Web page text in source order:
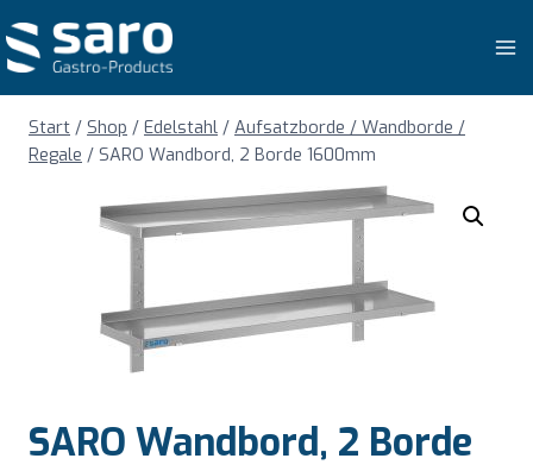
Inhalt
springen
Start / Shop / Edelstahl / Aufsatzborde / Wandborde /
Regale / SARO Wandbord, 2 Borde 1600mm
SARO Wandbord, 2 Borde